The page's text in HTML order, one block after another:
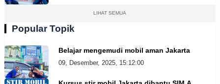
LIHAT SEMUA
Popular Topik
Belajar mengemudi mobil aman Jakarta
09, Desember, 2025, 15:12:00